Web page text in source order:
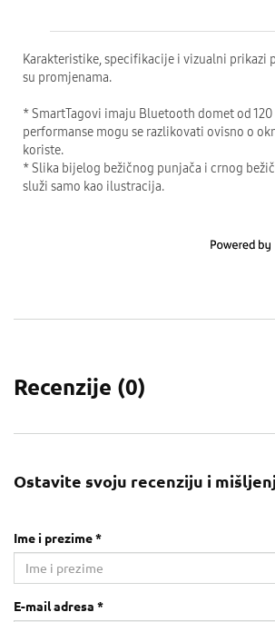
Karakteristike, specifikacije i vizualni prikazi
su promjenama.
* SmartTagovi imaju Bluetooth domet od 120
performanse mogu se razlikovati ovisno o
koriste.
* Slika bijelog bežičnog punjača i crnog
služi samo kao ilustracija.
Recenzije (0)
Ostavite svoju recenziju i
Ime i prezime *
E-mail adresa *